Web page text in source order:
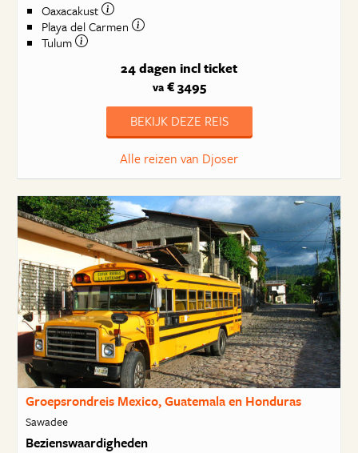
Oaxacakust
Playa del Carmen
Tulum
24 dagen incl ticket
va€ 3495
BEKIJK DEZE REIS
Alle reizen van Djoser
Groepsrondreis Mexico, Guatemala en Honduras
Sawadee
Bezienswaardigheden